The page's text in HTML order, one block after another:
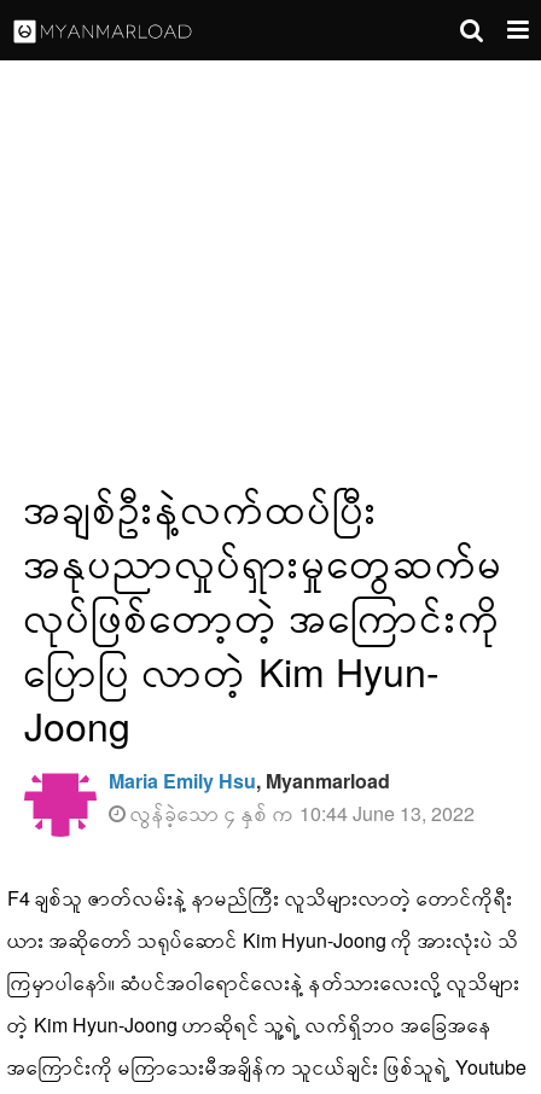
အချစ်ဦးနဲ့လက်ထပ်ပြီး
အနုပညာလှုပ်ရှားမှုတွေဆက်မ
လုပ်ဖြစ်တော့တဲ့ အကြောင်းကို
ပြောပြ လာတဲ့ Kim Hyun-
Joong
Maria Emily Hsu, Myanmarload
လွန်ခဲ့သော ၄ နှစ် က 10:44 June 13, 2022
F4 ချစ်သူ ဇာတ်လမ်းနဲ့ နာမည်ကြီး လူသိများလာတဲ့ တောင်ကိုရီး
ယား အဆိုတော် သရုပ်ဆောင် Kim Hyun-Joong ကို အားလုံးပဲ သိ
ကြမှာပါနော်။ ဆံပင်အဝါရောင်လေးနဲ့ နတ်သားလေးလို့ လူသိများ
တဲ့ Kim Hyun-Joong ဟာဆိုရင် သူ့ရဲ့ လက်ရှိဘဝ အခြေအနေ
အကြောင်းကို မကြာသေးမီအချိန်က သူငယ်ချင်း ဖြစ်သူရဲ့ Youtube